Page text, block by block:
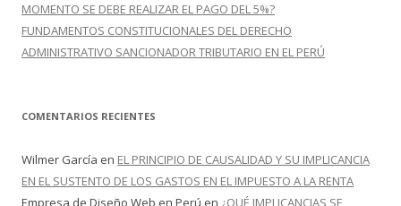
MOMENTO SE DEBE REALIZAR EL PAGO DEL 5%?
FUNDAMENTOS CONSTITUCIONALES DEL DERECHO
ADMINISTRATIVO SANCIONADOR TRIBUTARIO EN EL PERÚ
COMENTARIOS RECIENTES
Wilmer García en EL PRINCIPIO DE CAUSALIDAD Y SU IMPLICANCIA
EN EL SUSTENTO DE LOS GASTOS EN EL IMPUESTO A LA RENTA
Empresa de Diseño Web en Perú en ¿QUÉ IMPLICANCIAS SE